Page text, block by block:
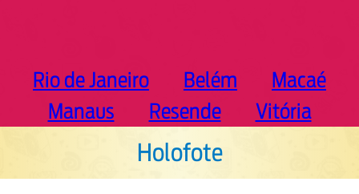
Rio de Janeiro Belém
Macaé
Manaus
Resende Vitória
Holofote